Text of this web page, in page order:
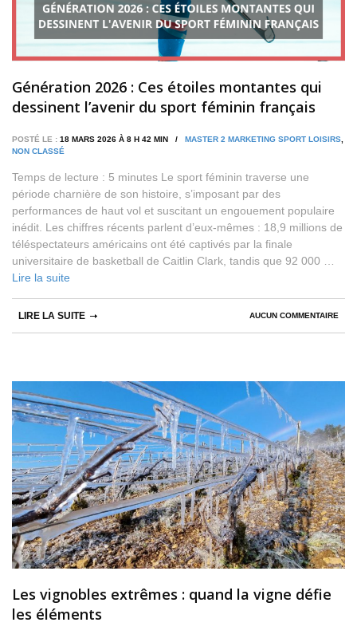
Génération 2026 : Ces étoiles montantes qui
dessinent l’avenir du sport féminin français
POSTÉ LE : 18 MARS 2026 À 8 H 42 MIN / MASTER 2 MARKETING SPORT LOISIRS
NON CLASSÉ
Temps de lecture : 5 minutes Le sport féminin traverse une
période charnière de son histoire, s’imposant par des
performances de haut vol et suscitant un engouement populaire
inédit. Les chiffres récents parlent d’eux-mêmes : 18,9 millions de
téléspectateurs américains ont été captivés par la finale
universitaire de basketball de Caitlin Clark, tandis que 92 000 …
Lire la suite
AUCUN COMMENTAIRE
LIRE LA SUITE
Les vignobles extrêmes : quand la vigne défie
les éléments